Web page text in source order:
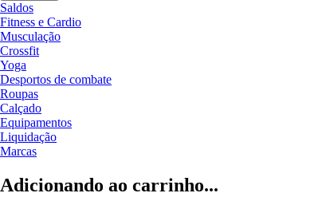
Saldos
Fitness e Cardio
Musculação
Crossfit
Yoga
Desportos de combate
Roupas
Calçado
Equipamentos
Liquidação
Marcas
Adicionando ao carrinho...